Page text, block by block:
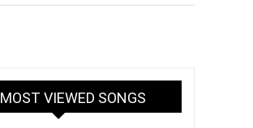
MOST VIEWED SONGS